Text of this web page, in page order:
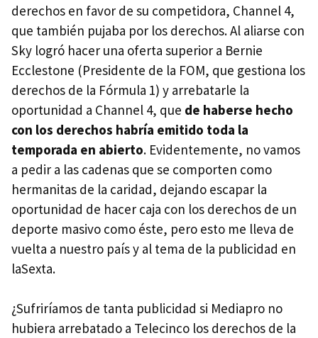
derechos en favor de su competidora, Channel 4,
que también pujaba por los derechos. Al aliarse con
Sky logró hacer una oferta superior a Bernie
Ecclestone (Presidente de la FOM, que gestiona los
derechos de la Fórmula 1) y arrebatarle la
oportunidad a Channel 4, que de haberse hecho
con los derechos habría emitido toda la
temporada en abierto. Evidentemente, no vamos
a pedir a las cadenas que se comporten como
hermanitas de la caridad, dejando escapar la
oportunidad de hacer caja con los derechos de un
deporte masivo como éste, pero esto me lleva de
vuelta a nuestro país y al tema de la publicidad en
laSexta.
¿Sufriríamos de tanta publicidad si Mediapro no
hubiera arrebatado a Telecinco los derechos de la